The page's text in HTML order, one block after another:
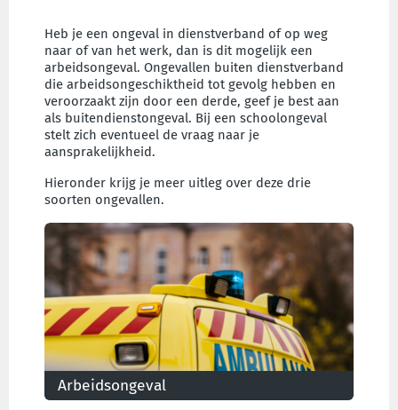
Heb je een ongeval in dienstverband of op weg
naar of van het werk, dan is dit mogelijk een
arbeidsongeval. Ongevallen buiten dienstverband
die arbeidsongeschiktheid tot gevolg hebben en
veroorzaakt zijn door een derde, geef je best aan
als buitendienstongeval. Bij een schoolongeval
stelt zich eventueel de vraag naar je
aansprakelijkheid.
Hieronder krijg je meer uitleg over deze drie
soorten ongevallen.
Arbeidsongeval
Je bent betrokken bij een arbeidsongeval. Welke